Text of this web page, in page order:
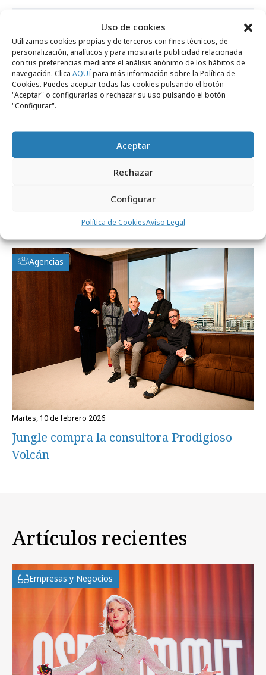
Uso de cookies
Utilizamos cookies propias y de terceros con fines técnicos, de
personalización, analíticos y para mostrarte publicidad relacionada
con tus preferencias mediante el análisis anónimo de los hábitos de
navegación. Clica AQUÍpara más información sobre la Política de
Cookies. Puedes aceptar todas las cookies pulsando el botón
"Aceptar" o configurarlas o rechazar su uso pulsando el botón
"Configurar".
Aceptar
Rechazar
Configurar
Política de CookiesAviso Legal
Nace Capital Studio para convertir
comunicación en productos
Agencias
martes, 10 de febrero 2026
Jungle compra la consultora Prodigioso
Volcán
Artículos recientes
Empresas y Negocios